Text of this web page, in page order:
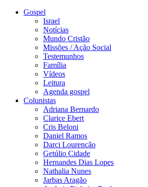
Gospel
Israel
Notícias
Mundo Cristão
Missões / Ação Social
Testemunhos
Família
Vídeos
Leitura
Agenda gospel
Colunistas
Adriana Bernardo
Clarice Ebert
Cris Beloni
Daniel Ramos
Darci Lourenção
Getúlio Cidade
Hernandes Dias Lopes
Nathalia Nunes
Jarbas Aragão